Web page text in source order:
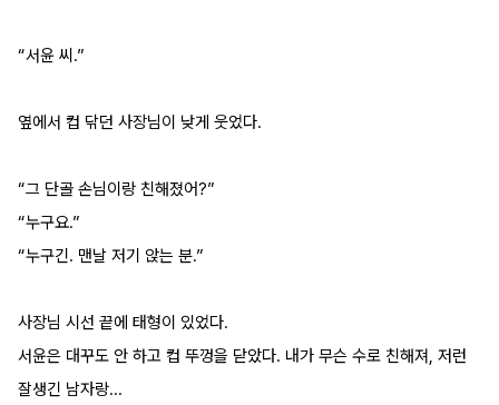
“서윤 씨.”
옆에서 컵 닦던 사장님이 낮게 웃었다.
“그 단골 손님이랑 친해졌어?”
“누구요.”
“누구긴. 맨날 저기 앉는 분.”
사장님 시선 끝에 태형이 있었다.
서윤은 대꾸도 안 하고 컵 뚜껑을 닫았다. 내가 무슨 수로 친해져, 저런
잘생긴 남자랑...